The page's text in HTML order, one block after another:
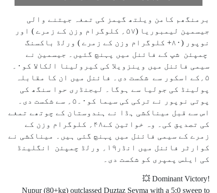
برمنگھم کامن ویلتھ گیمز کی تمغہ جیتنے والی
جیسمین لیمبوریا (۵۷؍ کلوگرام وزن کے زمرے ) اور
نوپور (۸۰+ کلوگرام وزن کے زمرے ) ورلڈ باکسنگ
چمپئن شپ کے فائنل میں پہنچ گئیں۔ جیسمین نے
۵؍کے اسکور سے شکست دی۔ فائنل میں ان کا مقابلہ
پولینڈ کی جولیا سے ہوگا۔ لیجنڈری حوا سنگھ کی
پوتی نوپور نے ترکی کی سیما کو۰۔۵؍ سے شکست دی۔
اس سے قبل میناکشی ہڈا نے ہندوستان کے چوتھے تمغے
کی تصدیق کی۔ وہ خواتین کے۴۸؍ کلوگرام وزن کے
زمرے کے سیمی فائنل میں پہنچ گئی ہیں۔ میناکشی نے
کوارٹر فائنل میں انڈر۱۹؍ ورلڈ چمپئن انگلینڈ
کی ایلس پمپری کو شکست دی۔
💥 Dominant Victory!
Nupur (80+kg) outclassed Duztaz Seyma with a 5:0 sweep to